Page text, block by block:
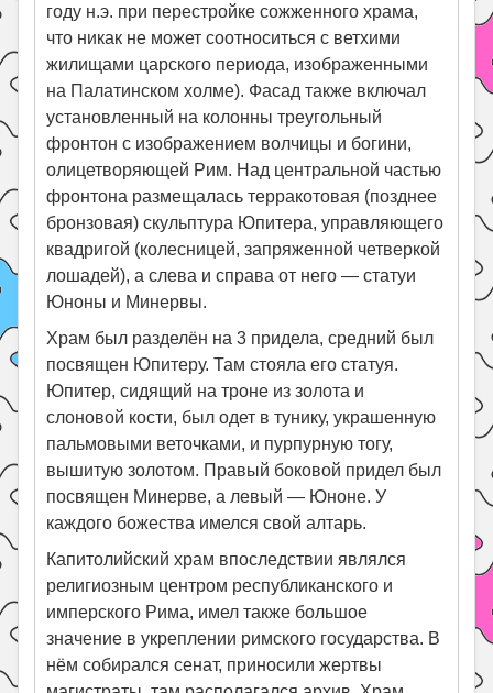
году н.э. при перестройке сожженного храма,
что никак не может соотноситься с ветхими
жилищами царского периода, изображенными
на Палатинском холме). Фасад также включал
установленный на колонны треугольный
фронтон с изображением волчицы и богини,
олицетворяющей Рим. Над центральной частью
фронтона размещалась терракотовая (позднее
бронзовая) скульптура Юпитера, управляющего
квадригой (колесницей, запряженной четверкой
лошадей), а слева и справа от него — статуи
Юноны и Минервы.
Храм был разделён на 3 придела, средний был
посвящен Юпитеру. Там стояла его статуя.
Юпитер, сидящий на троне из золота и
слоновой кости, был одет в тунику, украшенную
пальмовыми веточками, и пурпурную тогу,
вышитую золотом. Правый боковой придел был
посвящен Минерве, а левый — Юноне. У
каждого божества имелся свой алтарь.
Капитолийский храм впоследствии являлся
религиозным центром республиканского и
имперского Рима, имел также большое
значение в укреплении римского государства. В
нём собирался сенат, приносили жертвы